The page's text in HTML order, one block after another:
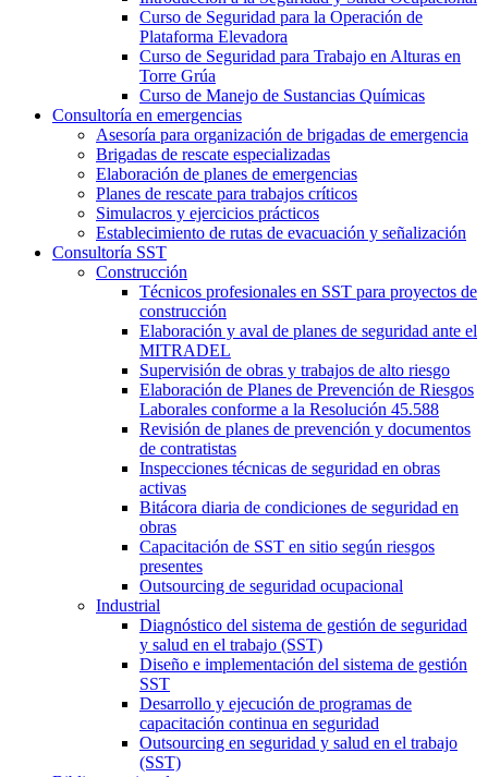
Curso de Seguridad para la Operación de
Plataforma Elevadora
Curso de Seguridad para Trabajo en Alturas en
Torre Grúa
Curso de Manejo de Sustancias Químicas
Consultoría en emergencias
Asesoría para organización de brigadas de emergencia
Brigadas de rescate especializadas
Elaboración de planes de emergencias
Planes de rescate para trabajos críticos
Simulacros y ejercicios prácticos
Establecimiento de rutas de evacuación y señalización
Consultoría SST
Construcción
Técnicos profesionales en SST para proyectos de
construcción
Elaboración y aval de planes de seguridad ante el
MITRADEL
Supervisión de obras y trabajos de alto riesgo
Elaboración de Planes de Prevención de Riesgos
Laborales conforme a la Resolución 45.588
Revisión de planes de prevención y documentos
de contratistas
Inspecciones técnicas de seguridad en obras
activas
Bitácora diaria de condiciones de seguridad en
obras
Capacitación de SST en sitio según riesgos
presentes
Outsourcing de seguridad ocupacional
Industrial
Diagnóstico del sistema de gestión de seguridad
y salud en el trabajo (SST)
Diseño e implementación del sistema de gestión
SST
Desarrollo y ejecución de programas de
capacitación continua en seguridad
Outsourcing en seguridad y salud en el trabajo
(SST)